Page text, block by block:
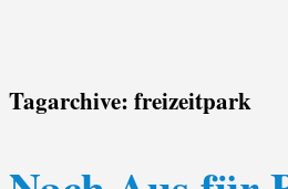
Tagarchive: freizeitpark